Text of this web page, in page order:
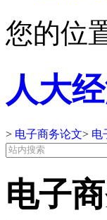
您的位
人大
> 电子商务论文> 电
电子